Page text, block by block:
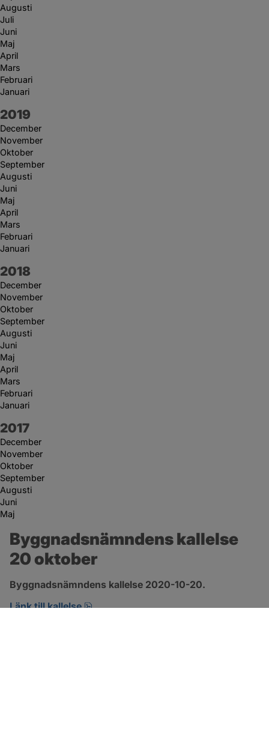
Augusti
Juli
Juni
Maj
April
Mars
Februari
Januari
År:
2019
December
November
Oktober
September
Augusti
Juni
Maj
April
Mars
Februari
Januari
År:
2018
December
November
Oktober
September
Augusti
Juni
Maj
April
Mars
Februari
Januari
År:
2017
December
November
Oktober
September
Augusti
Juni
Maj
Byggnadsnämndens kallelse
20 oktober
Byggnadsnämndens kallelse 2020-10-20.
Länk till kallelse
pdf, öppnas i nytt fönster.